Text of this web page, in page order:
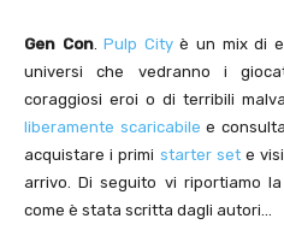
Gen Con.Pulp Cityè un mix di
universi che vedranno i
coraggiosi eroi o di terribili
liberamente scaricabile e
acquistare i primi starter sete
arrivo. Di seguito vi riportiamo
come è stata scritta dagli autori…